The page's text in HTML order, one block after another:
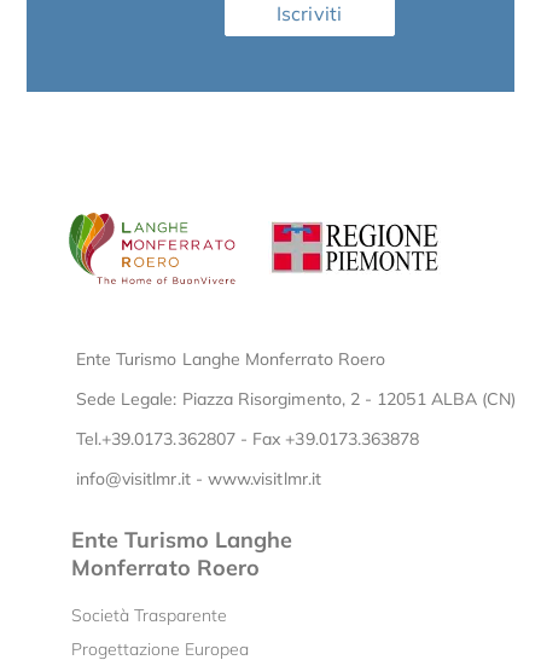
Iscriviti
Ente Turismo Langhe Monferrato Roero
Sede Legale: Piazza Risorgimento, 2 - 12051 ALBA (CN)
Tel.+39.0173.362807 - Fax +39.0173.363878
info@visitlmr.it- www.visitlmr.it
Ente Turismo Langhe
Monferrato Roero
Società Trasparente
Progettazione Europea